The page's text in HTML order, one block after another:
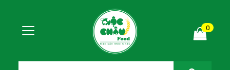
0